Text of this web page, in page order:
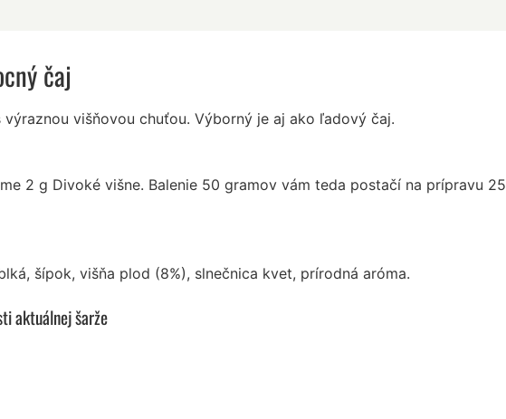
čaj
višňovou chuťou. Výborný je aj ako ľadový čaj.
2 g Divoké višne. Balenie 50 gramov vám teda postačí na prípravu 25
šípok, višňa plod (8%), slnečnica kvet, prírodná aróma.
aktuálnej šarže